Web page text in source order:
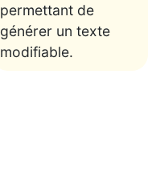
permettant de
générer un texte
modifiable.